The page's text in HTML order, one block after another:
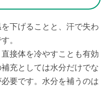
下げることと、汗で失わ
。
接体を冷やすことも有効
充としては水分だけでな
要です。水分を補うのは